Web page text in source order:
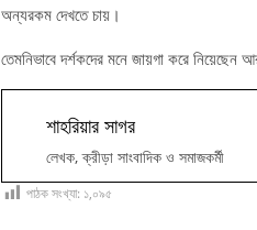
অন্যরকম দেখতে চায়।
তেমনিভাবে দর্শকদের মনে জায়গা করে
শাহরিয়ার সাগর
লেখক, ক্রীড়া সাংবাদিক ও সমাজকর্মী
পাঠক সংখ্যা: ১,০৯৫